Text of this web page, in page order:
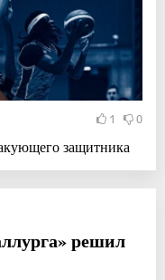
1 0
защитника
решил